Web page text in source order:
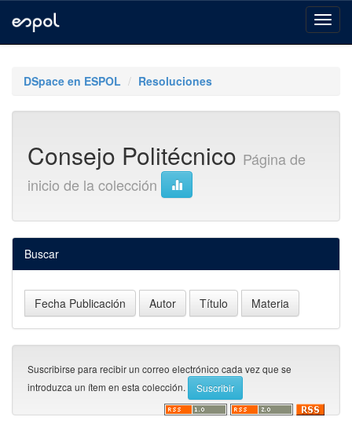
navigationDSpace en ESPOL Resoluciones
Consejo Politécnico Página de
inicio de la colección
Buscar
Suscribirse para recibir un correo electrónico cada vez que se
introduzca un ítem en esta colección.